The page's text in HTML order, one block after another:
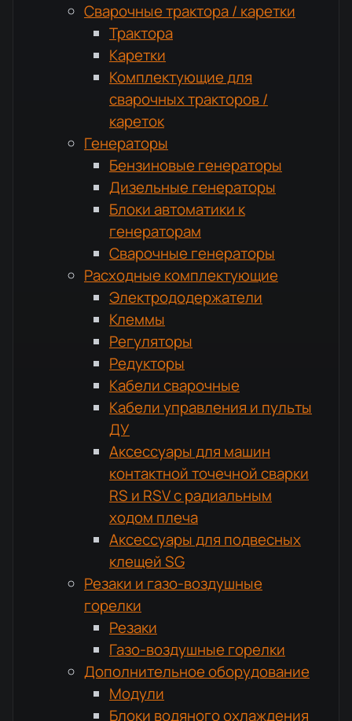
Сварочные трактора / каретки
Трактора
Каретки
Комплектующие для
сварочных тракторов /
кареток
Генераторы
Бензиновые генераторы
Дизельные генераторы
Блоки автоматики к
генераторам
Сварочные генераторы
Расходные комплектующие
Электрододержатели
Клеммы
Регуляторы
Редукторы
Кабели сварочные
Кабели управления и пульты
ДУ
Аксессуары для машин
контактной точечной сварки
RS и RSV с радиальным
ходом плеча
Аксессуары для подвесных
клещей SG
Резаки и газо-воздушные
горелки
Резаки
Газо-воздушные горелки
Дополнительное оборудование
Модули
Блоки водяного охлаждения